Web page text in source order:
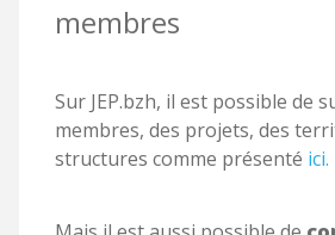
membres
Sur JEP.bzh, il est possible de
membres, des projets, des
structures comme présenté ici.